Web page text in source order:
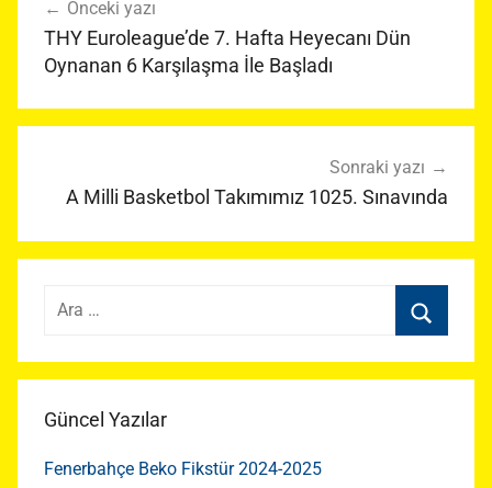
gezinmesi
Önceki yazı
THY Euroleague’de 7. Hafta Heyecanı Dün
Oynanan 6 Karşılaşma İle Başladı
Sonraki yazı
A Milli Basketbol Takımımız 1025. Sınavında
Arama:
Güncel Yazılar
Fenerbahçe Beko Fikstür 2024-2025